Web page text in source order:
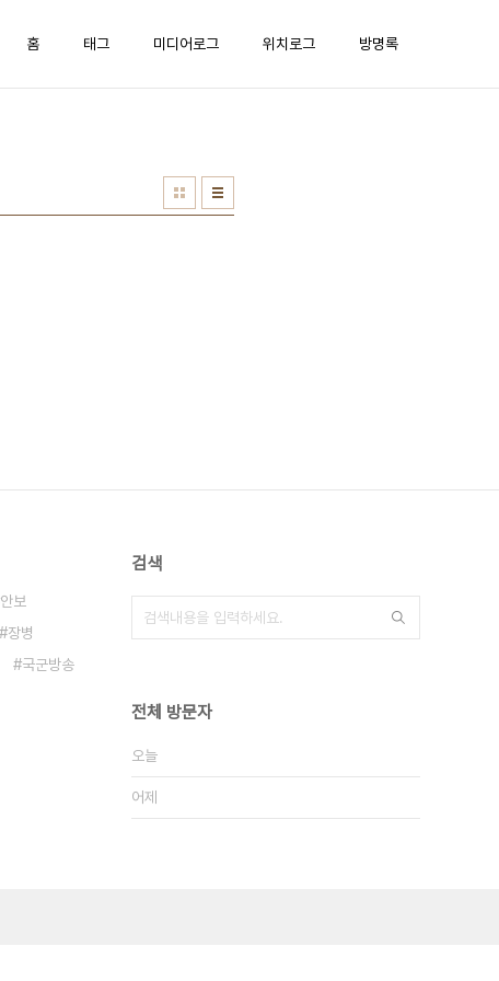
홈 태그 미디어로그 위치로그 방명록
안보
장병
국군방송
검색
전체 방문자
오늘
어제